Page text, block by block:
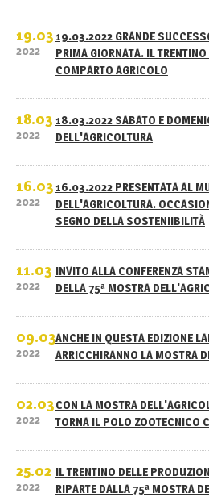
19.03
2022
19.03.2022 GRANDE
PRIMA GIORNATA. IL
COMPARTO AGRICOLO
18.03
2022
18.03.2022 SABATO E
DELL'AGRICOLTURA
16.03
2022
16.03.2022 PRESENTATA AL
DELL'AGRICOLTURA.
SEGNO DELLA SOSTENIIBILITÀ
11.03
2022
INVITO ALLA CONFERENZA
DELLA 75ª MOSTRA
09.03
2022
ANCHE IN QUESTA EDIZIONE
ARRICCHIRANNO LA MOSTRA
02.03
2022
CON LA MOSTRA
TORNA IL POLO ZOOTECNICO
25.02
2022
IL TRENTINO DELLE
RIPARTE DALLA 75ª MOSTRA